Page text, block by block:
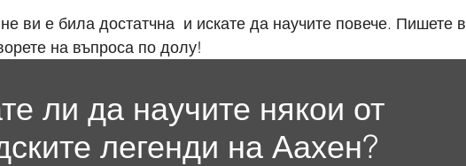
ви е била достатчна  и искате да научите повече. Пишете в
на въпроса по долу!
ли да научите някои от
легенди на Аахен?